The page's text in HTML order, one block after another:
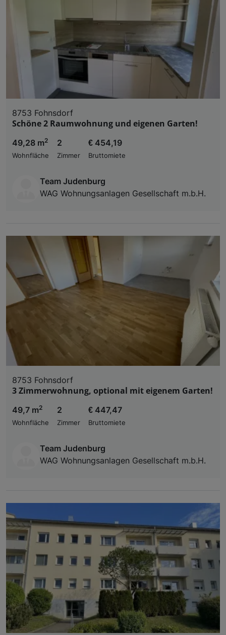
8753 Fohnsdorf
Schöne 2 Raumwohnung und eigenen Garten!
49,28 m2
Wohnfläche
2
Zimmer
€ 454,19
Bruttomiete
Team Judenburg
WAG Wohnungsanlagen Gesellschaft m.b.H.
8753 Fohnsdorf
3 Zimmerwohnung, optional mit eigenem Garten!
49,7 m2
Wohnfläche
2
Zimmer
€ 447,47
Bruttomiete
Team Judenburg
WAG Wohnungsanlagen Gesellschaft m.b.H.